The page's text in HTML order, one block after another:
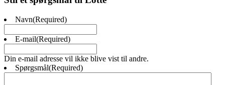
Navn(Required)
E-mail(Required)
Din e-mail adresse vil ikke blive vist til andre.
Spørgsmål(Required)